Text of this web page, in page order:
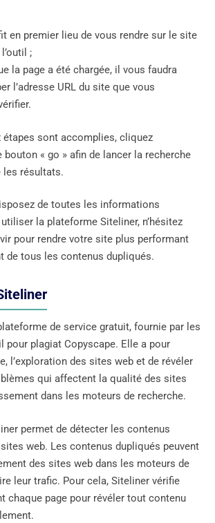
en premier lieu de vous rendre sur le site
;
la page a été chargée, il vous faudra
l’adresse URL du site que vous
étapes sont accomplies, cliquez
« go » afin de lancer la recherche
les résultats.
de toutes les informations
la plateforme Siteliner, n’hésitez
pour rendre votre site plus performant
de tous les contenus dupliqués.
de service gratuit, fournie par les
pour plagiat Copyscape. Elle a pour
l’exploration des sites web et de révéler
qui affectent la qualité des sites
dans les moteurs de recherche.
permet de détecter les contenus
web. Les contenus dupliqués peuvent
des sites web dans les moteurs de
leur trafic. Pour cela, Siteliner vérifie
chaque page pour révéler tout contenu